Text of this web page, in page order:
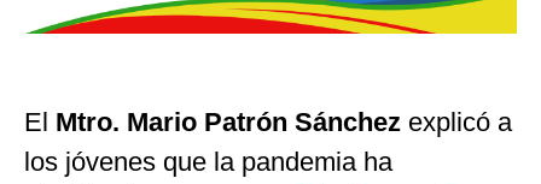
El Mtro. Mario Patrón Sánchez explicó a
los jóvenes que la pandemia ha